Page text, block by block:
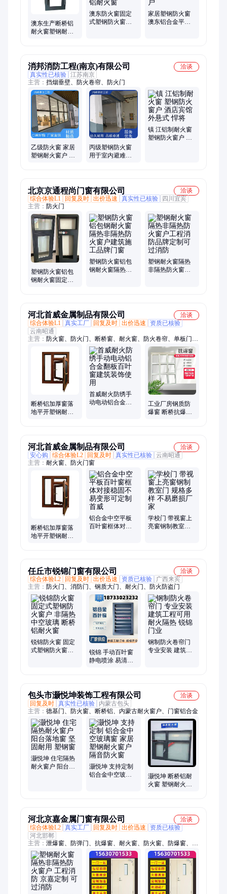
澳东生产断桥铝
耐火窗塑钢耐火
澳东防火窗固定
式塑钢防火窗户
家居塑钢防火窗
澳东铝合金平开
消邦消防工程(南京)有限公司
洽谈
真实性已核验 江苏南京
主营： 挡烟垂壁、防火卷帘、防火门
乙级防火窗 家居
塑钢耐火窗户 不
丙级塑钢防火窗
用于室内避难间
镇 江铝制耐火窗
塑钢防火窗户 酒
北京京通程尚门窗有限公司
洽谈
综合体验L1
回复及时 出价迅速 真实性已核验
四川宜宾
主营： 防火门
塑钢防火窗铝包
钢耐火窗固定式
塑钢防火窗铝包
钢耐火窗隔热非
塑钢耐火窗隔热
非隔热防火窗户
河北首威金属制品有限公司
洽谈
综合体验L1
真实工厂 回复及时 出价迅速
资质已核验
云南昭通
主营： 防火窗、防火门、断桥窗、耐火窗、防火卷帘、单板门、
学校门、工业门、中悬窗、防爆门、防爆窗、肯德基门、防盗
门、铝单板、铝扣板、铝方通、被动门窗、百叶窗、立转门窗
断桥铝加厚窗落
地平开塑钢耐火
首威耐火防绣手
动电动铝合金翻
工业厂房钢质防
爆窗 断桥抗爆窗
河北首威金属制品有限公司
洽谈
安心购
综合体验L2 回复及时 真实性已核验 云南昭通
主营： 耐火窗、防火门窗
断桥铝加厚窗落
地平开塑钢耐火
铝合金中空平板
百叶窗框体对接
学校门 带视窗上
亮窗钢制教室门
任丘市锐锦门窗有限公司
洽谈
综合体验L2
回复及时 出价迅速 资质已核验
广西来宾
主营： 防火门、消防门、钢质大门、耐火门、防火防盗门
锐锦防火窗 固定
式塑钢防火窗户
锐锦 手动百叶窗
静电喷涂 易清洁
钢制防火卷帘门
专业安装 建筑工
包头市灏悦坤装饰工程有限公司
洽谈
回复及时 真实性已核验
内蒙古包头
主营： 德基门、防火窗、断桥铝、内蒙古耐火窗户、门窗铝合金
灏悦坤 住宅隔热
耐火窗户 阳台落
灏悦坤 支持定制
铝合金中空玻璃
灏悦坤 断桥铝耐
火窗 塑钢耐火窗
河北京嘉金属门窗有限公司
洽谈
综合体验L2 真实工厂 回复及时 出价迅速
资质已核验
河北邯郸
主营： 泄爆窗、防弹门、抗爆窗、耐火窗、防火窗、防爆窗、钢
质门、逃生门、排烟窗、泄爆门、简易门、阻燃门、库房门、密
闭门、消防门、阳光房、隔音窗、套装门、防爆门、铝合金、铝
门窗、抗爆门、通风门、卷帘门、推拉窗